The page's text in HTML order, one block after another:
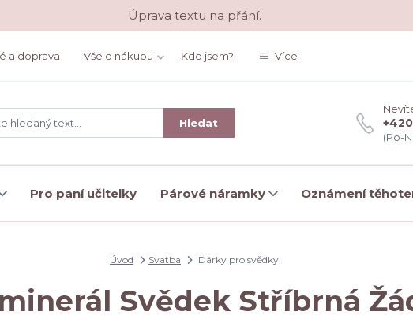
Úprava textu na přání.
a doprava Vše o nákupu Kdo jsem? Více
Hledat
(Po-
Pro paní učitelky Párové náramky Oznámení
Úvod Svatba Dárky pro svědky
Svědek Stříbrná